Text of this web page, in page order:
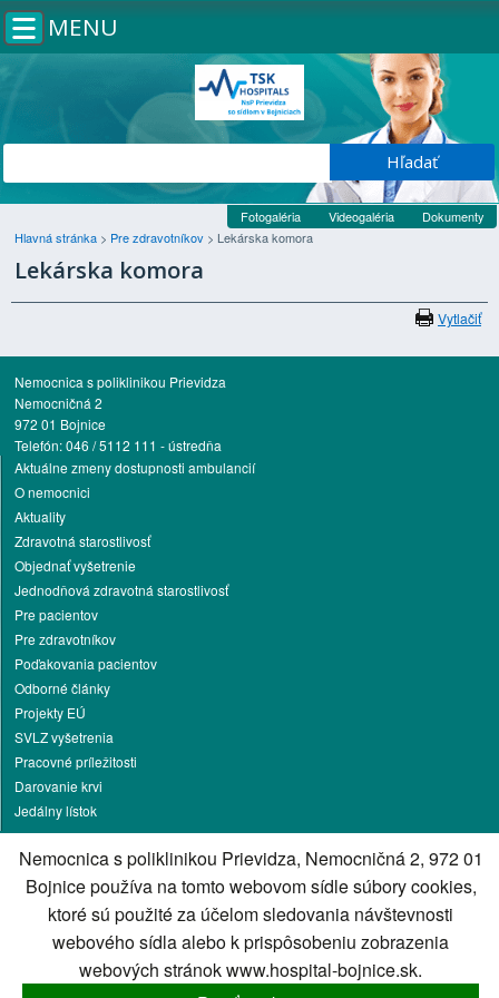
MENU
Fotogaléria Videogaléria
Dokumenty
Hlavná stránka > Pre zdravotníkov > Lekárska komora
Lekárska komora
Vytlačiť
Nemocnica s poliklinikou Prievidza
Nemocničná 2
972 01 Bojnice
Telefón: 046 / 5112 111 - ústredňa
Aktuálne zmeny dostupnosti ambulancií
O nemocnici
Aktuality
Zdravotná starostlivosť
Objednať vyšetrenie
Jednodňová zdravotná starostlivosť
Pre pacientov
Pre zdravotníkov
Poďakovania pacientov
Odborné články
Projekty EÚ
SVLZ vyšetrenia
Pracovné príležitosti
Darovanie krvi
Jedálny lístok
Ochrana osobných údajov
Vakcinačné stredisko
Kontakt
Cookies nastavenie
Cookies - viac informácií
Správca obsahu
Nemocnica s poliklinikou Prievidza, Nemocničná 2, 972 01
Bojnice používa na tomto webovom sídle súbory cookies,
ktoré sú použité za účelom sledovania návštevnosti
webového sídla alebo k prispôsobeniu zobrazenia
webových stránok www.hospital-bojnice.sk.